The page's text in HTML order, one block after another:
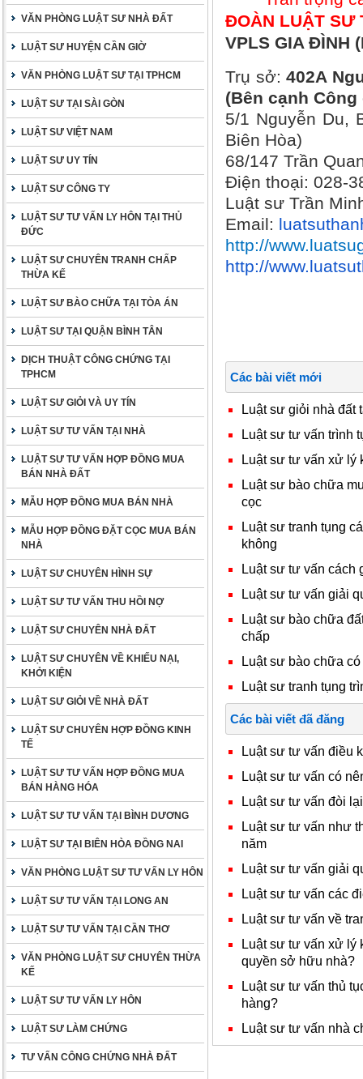
VĂN PHÒNG LUẬT SƯ NHÀ ĐẤT
LUẬT SƯ HUYỆN CẦN GIỜ
VĂN PHÒNG LUẬT SƯ TẠI TPHCM
LUẬT SƯ TẠI SÀI GÒN
LUẬT SƯ VIỆT NAM
LUẬT SƯ UY TÍN
LUẬT SƯ CÔNG TY
LUẬT SƯ TƯ VẤN LY HÔN TẠI THỦ
ĐỨC
LUẬT SƯ CHUYÊN TRANH CHẤP
THỪA KẾ
LUẬT SƯ BÀO CHỮA TẠI TÒA ÁN
LUẬT SƯ TẠI QUẬN BÌNH TÂN
DỊCH THUẬT CÔNG CHỨNG TẠI
TPHCM
LUẬT SƯ GIỎI VÀ UY TÍN
LUẬT SƯ TƯ VẤN TẠI NHÀ
LUẬT SƯ TƯ VẤN HỢP ĐỒNG MUA
BÁN NHÀ ĐẤT
MẪU HỢP ĐỒNG MUA BÁN NHÀ
MẪU HỢP ĐỒNG ĐẶT CỌC MUA BÁN
NHÀ
LUẬT SƯ CHUYÊN HÌNH SỰ
LUẬT SƯ TƯ VẤN THU HỒI NỢ
LUẬT SƯ CHUYÊN NHÀ ĐẤT
LUẬT SƯ CHUYÊN VỀ KHIẾU NẠI,
KHỞI KIỆN
LUẬT SƯ GIỎI VỀ NHÀ ĐẤT
LUẬT SƯ CHUYÊN HỢP ĐỒNG KINH
TẾ
LUẬT SƯ TƯ VẤN HỢP ĐỒNG MUA
BÁN HÀNG HÓA
LUẬT SƯ TƯ VẤN TẠI BÌNH DƯƠNG
LUẬT SƯ TẠI BIÊN HÒA ĐỒNG NAI
VĂN PHÒNG LUẬT SƯ TƯ VẤN LY HÔN
LUẬT SƯ TƯ VẤN TẠI LONG AN
LUẬT SƯ TƯ VẤN TẠI CẦN THƠ
VĂN PHÒNG LUẬT SƯ CHUYÊN THỪA
KẾ
LUẬT SƯ TƯ VẤN LY HÔN
LUẬT SƯ LÀM CHỨNG
TƯ VẤN CÔNG CHỨNG NHÀ ĐẤT
ĐOÀN LUẬT SƯ
VPLS GIA ĐÌNH
Trụ sở:402A
(Bên cạnh
5/1 Nguyễn Du,
Biên Hòa)
68/147 Trần
Điện thoại: 028-
Luật sư Trần
Email:
http://
http://
Các bài viết mới
Luật sư giỏi nhà đất
Luật sư tư vấn trình
Luật sư tư vấn xử lý
Luật sư bào chữa
cọc
Luật sư tranh tụng
không
Luật sư tư vấn cách
Luật sư tư vấn giải
Luật sư bào chữa
chấp
Luật sư bào chữa
Luật sư tranh tụng
Các bài viết đã đăng
Luật sư tư vấn điều
Luật sư tư vấn có
Luật sư tư vấn đòi
Luật sư tư vấn như
năm
Luật sư tư vấn giải
Luật sư tư vấn các
Luật sư tư vấn về
Luật sư tư vấn xử lý
quyền sở hữu nhà?
Luật sư tư vấn thủ
hàng?
Luật sư tư vấn nhà